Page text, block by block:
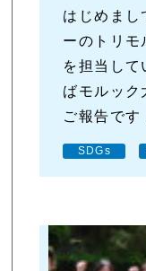
はじめまし
ーのトリモ
を担当して
ばモルック
ご報告で
SDGs